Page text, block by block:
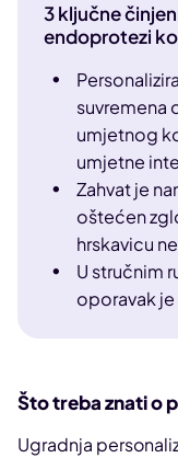
3 ključne
endoprotezi
suvremena
umjetnog
umjetne
Zahvat je
oštećen
hrskavicu
U stručnim
oporavak je
Što treba znati o
Ugradnja